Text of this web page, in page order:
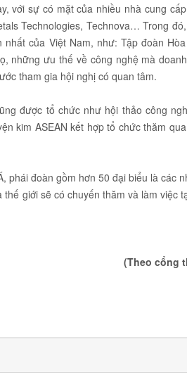
với sự có mặt của nhiều nhà cung
Technologies, Technova… Trong
của Việt Nam, như: Tập đoàn
những ưu thế về công nghệ mà
tham gia hội nghị có quan tâm.
được tổ chức như hội thảo công
kim ASEAN kết hợp tổ chức thăm
đoàn gồm hơn 50 đại biểu là các
giới sẽ có chuyến thăm và làm việc
(Theo cổng